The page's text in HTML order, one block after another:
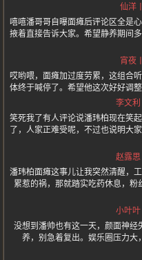
仙洋
嘻嘻潘哥哥自曝面瘫后评论区全是
掖着直接告诉大家。希望静养期间
宵夜
哎哟喂，面瘫加过度劳累，这组合
体终于喊停了。希望他这次好好调
李文利
笑死我了有人评论说潘玮柏现在笑
了，人家正难受呢，不过也说明大
赵露思
潘玮柏面瘫这事儿让我突然清醒，
累惹的祸，那就踏实吃药休息，
小叶叶
没想到潘帅也有这一天，颜面神
养，别急着复出。娱乐圈压力大